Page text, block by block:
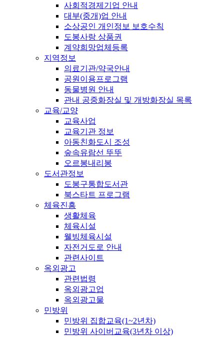
사회적경제기업 안내
대부(중개)업 안내
소상공인 개인정보 보호수칙
도봉사랑 상품권
계약희망업체등록
지역정보
의료기관/약국안내
공원이용프로그램
동물병원 안내
관내 공중화장실 및 개방화장실 목록
교육/교양
교육사업
교육기관 정보
아동친화도시 조성
숲속유람선 뚜뚜
오르봉내리봉
도서관정보
도봉구통합도서관
북스타트 프로그램
체육진흥
생활체육
체육시설
웰빙체육시설
자전거도로 안내
관련사이트
옥외광고
관련법령
옥외광고업
옥외광고물
민방위
민방위 집합교육(1~2년차)
민방위 사이버교육(3년차 이상)